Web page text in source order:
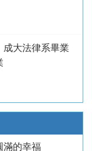
大法律系畢業
滿的幸福